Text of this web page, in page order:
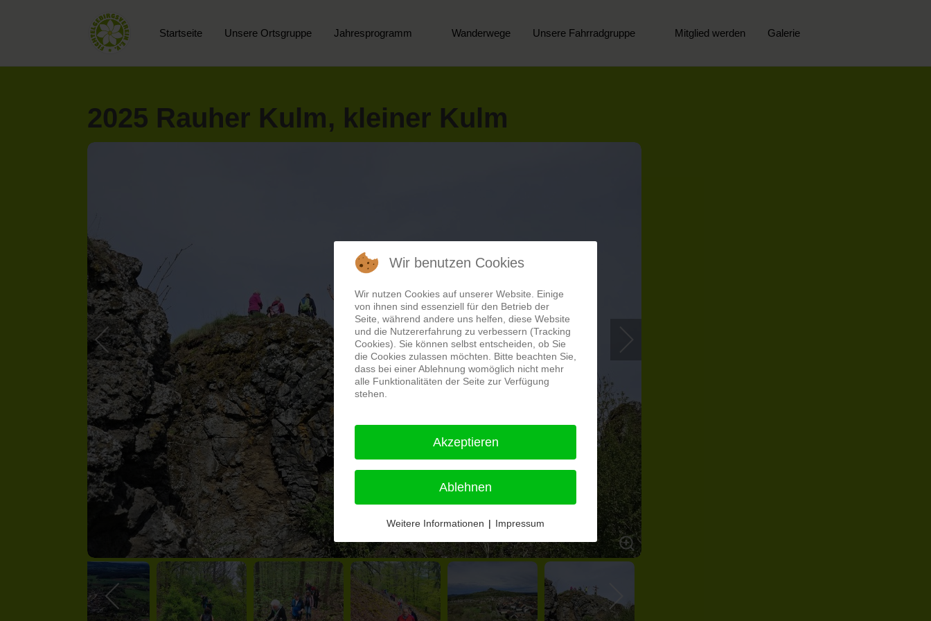
Startseite Unsere Ortsgruppe Jahresprogramm Wanderwege Unsere Fahrradgruppe Mitglied werden Galerie
2025 Rauher Kulm, kleiner Kulm
Wir benutzen Cookies
Wir nutzen Cookies auf unserer Website. Einige
von ihnen sind essenziell für den Betrieb der
Seite, während andere uns helfen, diese Website
und die Nutzererfahrung zu verbessern (Tracking
Cookies). Sie können selbst entscheiden, ob Sie
die Cookies zulassen möchten. Bitte beachten Sie,
dass bei einer Ablehnung womöglich nicht mehr
alle Funktionalitäten der Seite zur Verfügung
stehen.
Akzeptieren
Ablehnen
Weitere Informationen | Impressum